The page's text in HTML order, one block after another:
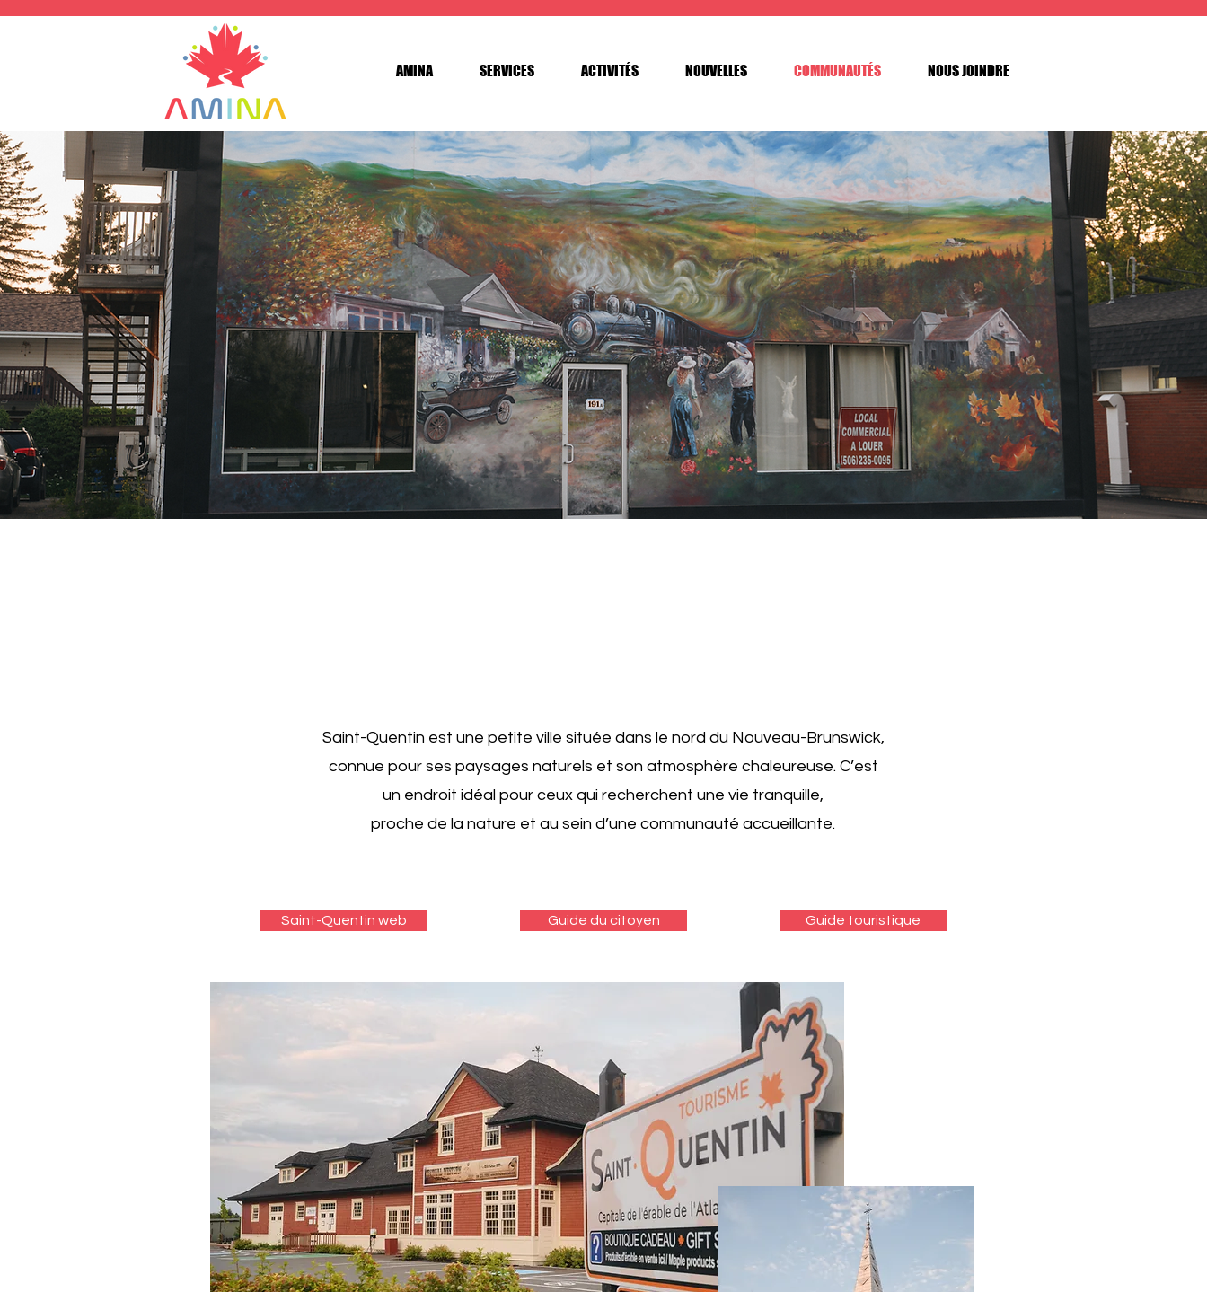
AMINA SERVICES ACTIVITÉS NOUVELLES COMMUNAUTÉS NOUS JOINDRE
Saint-Quentin est une petite ville située dans le nord du Nouveau-Brunswick,
connue pour ses paysages naturels et son atmosphère chaleureuse. C’est
un endroit idéal pour ceux qui recherchent une vie tranquille,
proche de la nature et au sein d’une communauté accueillante.
Saint-Quentin web Guide du citoyen Guide touristique